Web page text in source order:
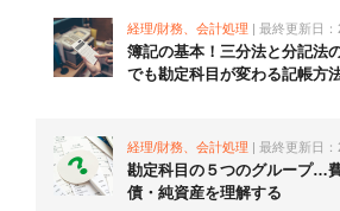
経理/財務、会計処理 | 最終更新日
簿記の基本！三分法と分記法
でも勘定科目が変わる記帳方
経理/財務、会計処理 | 最終更新日
勘定科目の５つのグループ…
債・純資産を理解する